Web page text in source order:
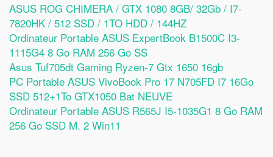
ASUS ROG CHIMERA / GTX 1080 8GB/ 32Gb / I7-
7820HK / 512 SSD / 1TO HDD / 144HZ
Ordinateur Portable ASUS ExpertBook B1500C I3-
1115G4 8 Go RAM 256 Go SS
Asus Tuf705dt Gaming Ryzen-7 Gtx 1650 16gb
PC Portable ASUS VivoBook Pro 17 N705FD I7 16Go
SSD 512+1To GTX1050 Bat NEUVE
Ordinateur Portable ASUS R565J I5-1035G1 8 Go RAM
256 Go SSD M. 2 Win11